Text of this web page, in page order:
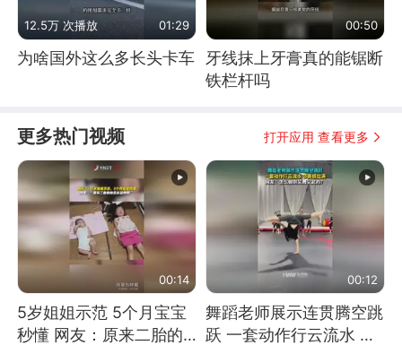
12.5万 次播放 01:29
为啥国外这么多长头卡车
00:50
牙线抹上牙膏真的能锯断
铁栏杆吗
更多热门视频 打开应用 查看更多
00:14
5岁姐姐示范 5个月宝宝
秒懂 网友：原来二胎的
00:12
舞蹈老师展示连贯腾空跳
跃 一套动作行云流水 节